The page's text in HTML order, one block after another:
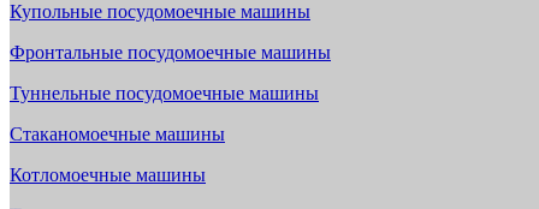
Купольные посудомоечные машины
Фронтальные посудомоечные машины
Туннельные посудомоечные машины
Стаканомоечные машины
Котломоечные машины